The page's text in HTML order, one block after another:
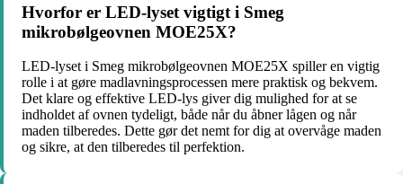
Hvorfor er LED-lyset vigtigt i Smeg
mikrobølgeovnen MOE25X?
LED-lyset i Smeg mikrobølgeovnen MOE25X spiller en vigtig
rolle i at gøre madlavningsprocessen mere praktisk og bekvem.
Det klare og effektive LED-lys giver dig mulighed for at se
indholdet af ovnen tydeligt, både når du åbner lågen og når
maden tilberedes. Dette gør det nemt for dig at overvåge maden
og sikre, at den tilberedes til perfektion.